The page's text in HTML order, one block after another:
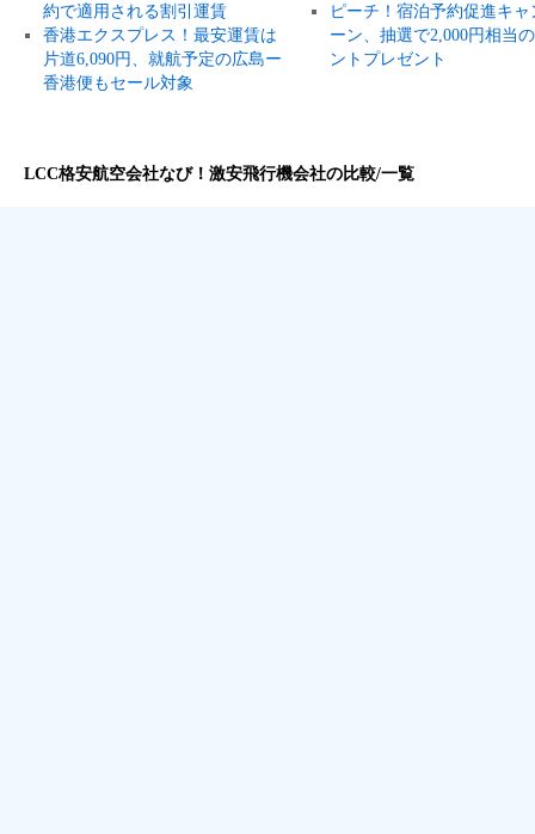
約で適用される割引運賃
香港エクスプレス！最安運賃は
片道6,090円、就航予定の広島ー
香港便もセール対象
ピーチ！宿泊予約促進キャ
ーン、抽選で2,000円相当
ントプレゼント
LCC格安航空会社なび！激安飛行機会社の比較/一覧